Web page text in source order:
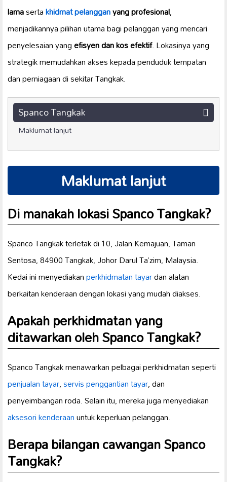
lamasertakhidmat pelangganyang profesional,
menjadikannya pilihan utama bagi pelanggan yang mencari
penyelesaian yangefisyen dan kos efektif. Lokasinya yang
strategik memudahkan akses kepada penduduk tempatan
dan perniagaan di sekitar Tangkak.
Spanco Tangkak
Maklumat lanjut
Maklumat lanjut
Di manakah lokasi Spanco Tangkak?
Spanco Tangkak terletak di 10, Jalan Kemajuan, Taman
Sentosa, 84900 Tangkak, Johor Darul Ta’zim, Malaysia.
Kedai ini menyediakanperkhidmatan tayardan alatan
berkaitan kenderaan dengan lokasi yang mudah diakses.
Apakah perkhidmatan yang
ditawarkan oleh Spanco Tangkak?
Spanco Tangkak menawarkan pelbagai perkhidmatan seperti
penjualan tayar,servis penggantian tayar, dan
penyeimbangan roda. Selain itu, mereka juga menyediakan
aksesori kenderaanuntuk keperluan pelanggan.
Berapa bilangan cawangan Spanco
Tangkak?